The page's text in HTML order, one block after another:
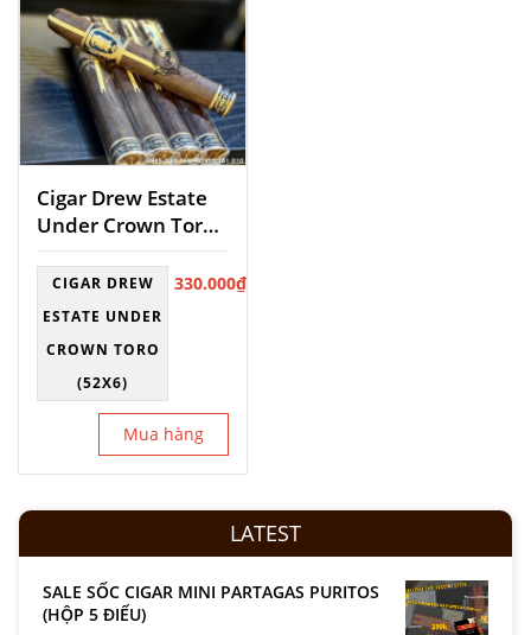
Cigar Drew Estate
Under Crown Toro
(52×6)
CIGAR DREW
ESTATE UNDER
CROWN TORO
(52X6)
330.000₫
Mua hàng
LATEST
SALE SỐC CIGAR MINI PARTAGAS PURITOS
(HỘP 5 ĐIẾU)